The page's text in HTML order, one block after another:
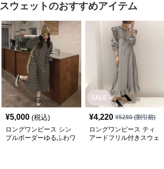
スウェットのおすすめアイテム
¥5,000 (税込)
ロングワンピース シン
プルボーダーゆるふわワ
SALE
¥4,220 ¥5280(割引前)
ロングワンピース ティ
アードフリル付きスウェ